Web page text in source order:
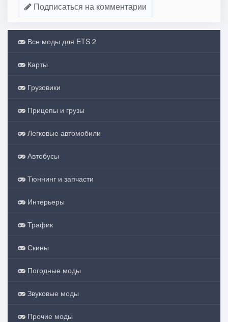
Подписаться на комментарии
Все моды для ETS 2
Карты
Грузовики
Прицепы и грузы
Легковые автомобили
Автобусы
Тюннинг и запчасти
Интерьеры
Трафик
Скины
Погодные моды
Звуковые моды
Прочие моды